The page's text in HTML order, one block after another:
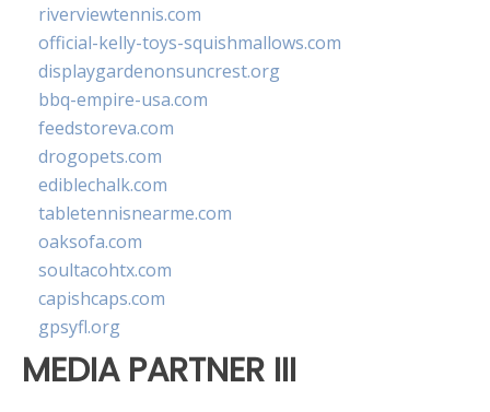
riverviewtennis.com
official-kelly-toys-squishmallows.com
displaygardenonsuncrest.org
bbq-empire-usa.com
feedstoreva.com
drogopets.com
ediblechalk.com
tabletennisnearme.com
oaksofa.com
soultacohtx.com
capishcaps.com
gpsyfl.org
MEDIA PARTNER III